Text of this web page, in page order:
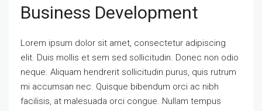
Business Development
Lorem ipsum dolor sit amet, consectetur adipiscing
elit. Duis mollis et sem sed sollicitudin. Donec non odio
neque. Aliquam hendrerit sollicitudin purus, quis rutrum
mi accumsan nec. Quisque bibendum orci ac nibh
facilisis, at malesuada orci congue. Nullam tempus